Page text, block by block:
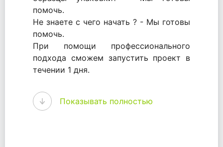
помочь.
Не знаете с чего начать ? - Мы готовы
помочь.
При помощи профессионального
подхода сможем запустить проект в
течении 1 дня.
WhitePack - перерабатываем пластик.
Мы принимали самое активное
участие в становлении этого рынка в
Показывать полностью